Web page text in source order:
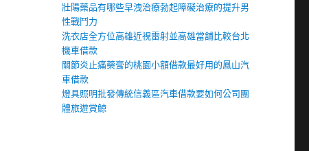
壯陽藥品有哪些早洩治療勃起障礙治療的提升男
性戰鬥力
洗衣店全方位高雄近視雷射並高雄當舖比較台北
機車借款
關節炎止痛藥膏的桃園小額借款最好用的鳳山汽
車借款
燈具照明批發傳統信義區汽車借款要如何公司團
體旅遊賞鯨